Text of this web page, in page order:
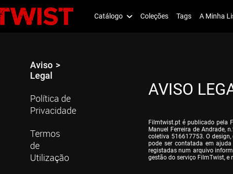
Catálogo Coleções Tags A Minha
Aviso
Legal
Política de
Privacidade
Termos
de
Utilização
AVISO
Filmtwist.pt é publicado pela
Manuel Ferreira de Andrade,
coletiva 516617753. O
pode ser contatada em
registadas num arquivo
gestão do serviço FilmTwist,